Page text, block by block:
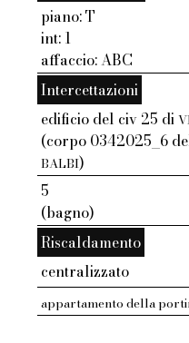
piano: T
int: 1
affaccio: ABC
Intercettazioni
edificio del civ 25 di
(corpo 0342025_6
BALBI)
5
(bagno)
Riscaldamento
centralizzato
appartamento della